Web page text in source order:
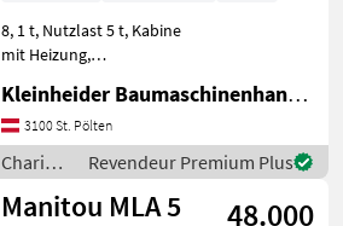
8, 1 t, Nutzlast 5 t, Kabine
mit Heizung,
Zinkenverstellung, Gabeln
2000 mm, 75 PS Perkins mit
DPF Chariots élévateurs et
techniques de stockage C
Kleinheider Baumaschinenhandel GmbH.
3100 St. Pölten
Chariots
élévateurs
et
Revendeur Premium Plus
Manitou MLA 5
48.000